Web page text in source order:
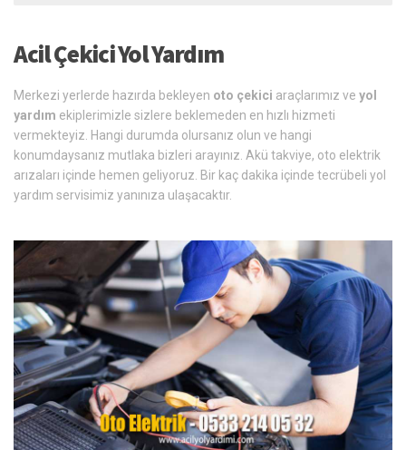
Acil Çekici Yol Yardım
Merkezi yerlerde hazırda bekleyen oto çekici araçlarımız ve yol
yardım ekiplerimizle sizlere beklemeden en hızlı hizmeti
vermekteyiz. Hangi durumda olursanız olun ve hangi
konumdaysanız mutlaka bizleri arayınız. Akü takviye, oto elektrik
arızaları içinde hemen geliyoruz. Bir kaç dakika içinde tecrübeli yol
yardım servisimiz yanınıza ulaşacaktır.